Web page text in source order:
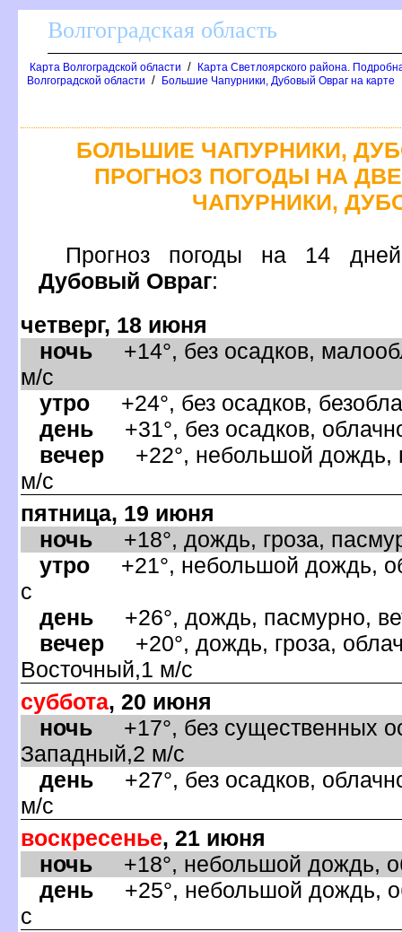
олгоградская область
Карта Волгоградской области /
Карта Светлоярского района.
олгоградской области / Большие Чапурники, Дубовый Овраг на карте
БОЛЬШИЕ ЧАПУРНИКИ,
ПРОГНОЗ ПОГОДЫ НА
ЧАПУРНИКИ,
Прогноз погоды на 14
Дубовый Овра:
четверг, 18 июня
ночь +14°, без осадков,
м/с
утро +24°, без осадков,
день +31°, без осадков,
ечер +22°, небольшой дождь,
м/с
пятница, 19 июня
ночь +18°, дождь, гроза,
утро +21°, небольшой дождь,
с
день +26°, дождь, пасмурно,
ечер +20°, дождь, гроза,
осточный,1 м/с
суббота, 20 июня
ночь +17°, без существенных
Западный,2 м/с
день +27°, без осадков,
м/с
оскресенье, 21 июня
ночь +18°, небольшой дождь,
день +25°, небольшой дождь,
с